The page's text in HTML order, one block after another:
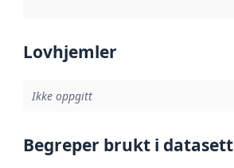
Lovhjemler
Ikke oppgitt
Begreper brukt i datasett